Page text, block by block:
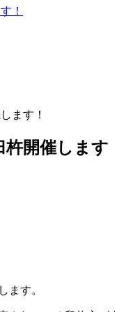
！
ます！
杵開催します
ます。